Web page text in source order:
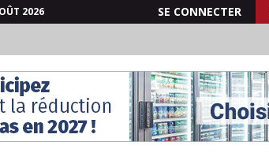
2026 SE CONNECTER